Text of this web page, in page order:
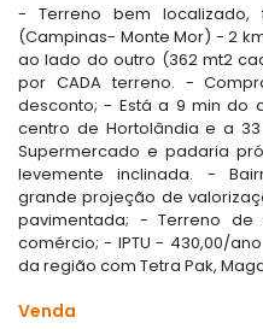
- Terreno bem localizado,
(Campinas- Monte Mor) - 2
ao lado do outro (362 mt2
por CADA terreno. -
desconto; - Está a 9 min do
centro de Hortolândia e a
Supermercado e padaria
levemente inclinada. -
grande projeção de
pavimentada; - Terreno
comércio; - IPTU - 430,00/
da região com Tetra Pak,
Venda